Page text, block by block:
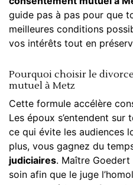
guide pas à pas pour que
meilleures conditions
vos intérêts tout en
Pourquoi choisir le
mutuel à Metz
Cette formule accélère
Les époux s’entendent sur
ce qui évite les audiences
plus, vous gagnez du
judiciaires. Maître
soin afin que le juge